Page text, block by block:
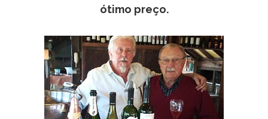
ótimo preço.